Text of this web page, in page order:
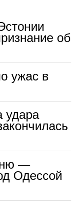
об
ужас в
удара
—
Одессой